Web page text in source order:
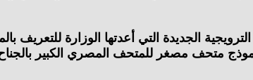
الترويجية الجديدة التي أعدتها الوزارة
متحف مصغر للمتحف المصري الكبير